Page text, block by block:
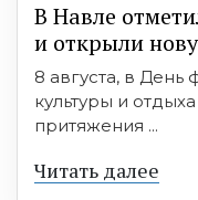
В Навле
и открыли
8 августа, в День
культуры и
притяжения ...
Читать далее